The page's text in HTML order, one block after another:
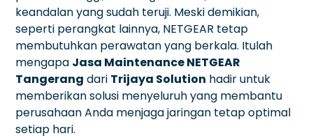
keandalan yang sudah teruji. Meski demikian,
seperti perangkat lainnya, NETGEAR tetap
membutuhkan perawatan yang berkala. Itulah
mengapa Jasa Maintenance NETGEAR
Tangerang dari Trijaya Solution hadir untuk
memberikan solusi menyeluruh yang membantu
perusahaan Anda menjaga jaringan tetap optimal
setiap hari.